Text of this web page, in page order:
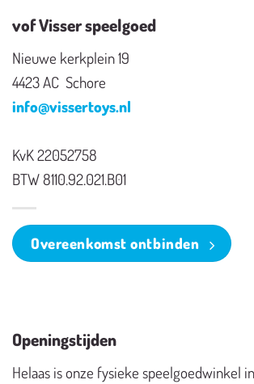
vof Visser speelgoed
Nieuwe kerkplein 19
4423 AC Schore
info@vissertoys.nl
KvK 22052758
BTW 8110.92.021.B01
Overeenkomst ontbinden
Openingstijden
Helaas is onze fysieke speelgoedwinkel